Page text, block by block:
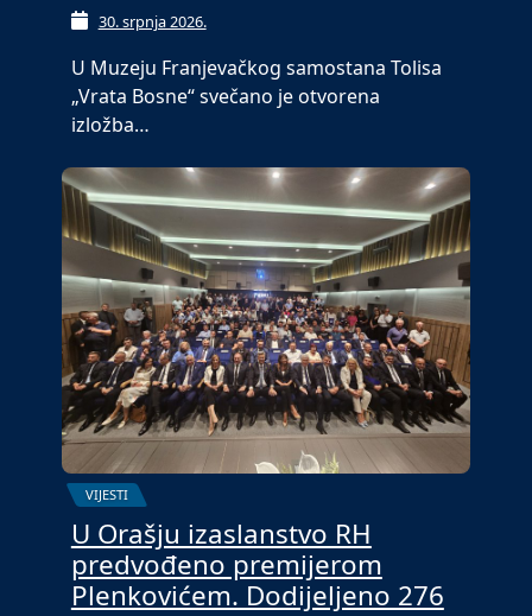
30. srpnja 2026.
U Muzeju Franjevačkog samostana Tolisa
„Vrata Bosne“ svečano je otvorena
izložba…
VIJESTI
U Orašju izaslanstvo RH
predvođeno premijerom
Plenkovićem. Dodijeljeno 276